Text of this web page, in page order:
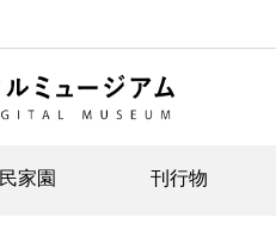
民家園 刊行物